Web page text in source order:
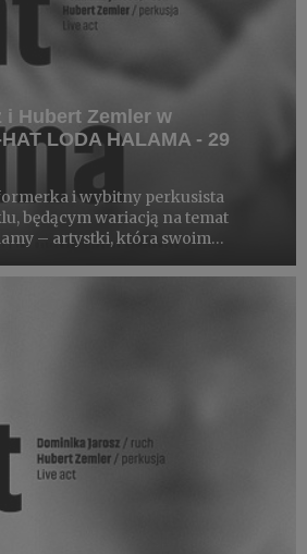
i Hubert Zemler w
LODA HALAMA - 29
i wybitny perkusista
będącym wariacją na temat
– artystki, która swoim